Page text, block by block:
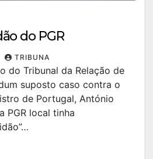
do PGR
TRIBUNA
do Tribunal da Relação de
suposto caso contra o
de Portugal, António
PGR local tinha